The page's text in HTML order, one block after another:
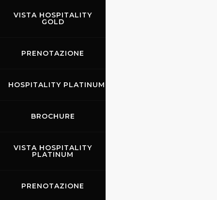
VISTA HOSPITALITY
GOLD
PRENOTAZIONE
HOSPITALITY PLATINUM
BROCHURE
VISTA HOSPITALITY
PLATINUM
PRENOTAZIONE